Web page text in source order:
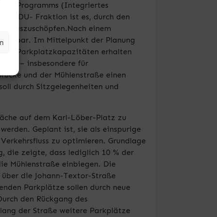
Programms (Integriertes
CDU- Fraktion ist es, durch den
auszuschöpfen.Nach einem
Im Mittelpunkt der Planung
Parkplatzkapazitäten erhalten
– insbesondere für
und der Mühlenstraße einen
durch Sitzgelegenheiten und
auf dem Karl-Löber-Platz zu
Geplant ist, sie als einspurige
zu optimieren. Grundlage
die zeigte, dass lediglich 10 % der
Mühlenstraße einbiegen. Die
die Johann-Textor-Straße
Parkplätze sollen durch neue
den Rückgang des
der Straße weitere Parkplätze